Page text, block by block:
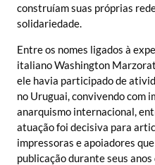
construíam suas próprias
solidariedade.
Entre os nomes ligados à
italiano Washington
ele havia participado de
no Uruguai, convivendo com
anarquismo internacional,
atuação foi decisiva para
impressoras e apoiadores
publicação durante seus